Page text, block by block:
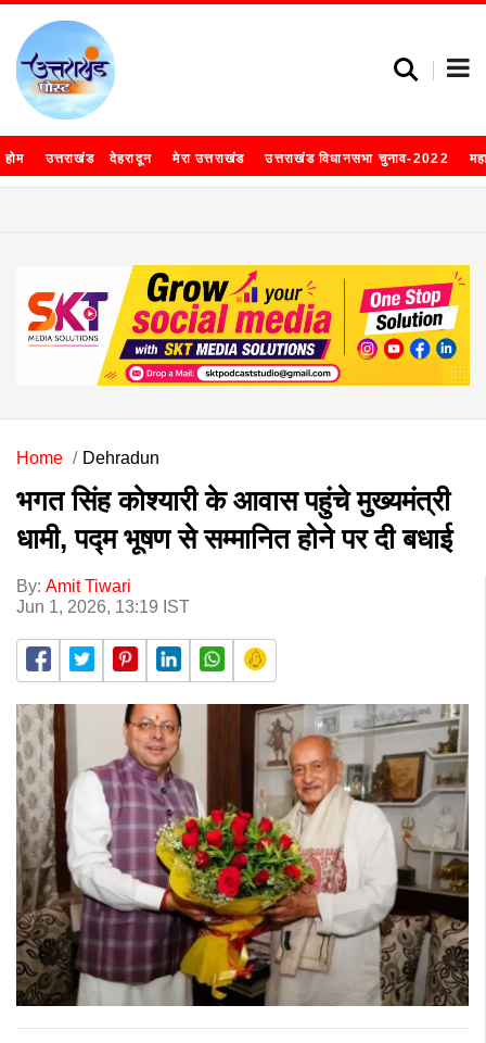
होम उत्तराखंड देहरादून मेरा उत्तराखंड उत्तराखंड विधानसभा चुनाव-2022
Home Dehradun
भगत सिंह कोश्यारी के आवास पहुंचे मुख्यमंत्री
धामी, पद्म भूषण से सम्मानित होने पर दी बधाई
By: Amit Tiwari
Jun 1, 2026, 13:19 IST